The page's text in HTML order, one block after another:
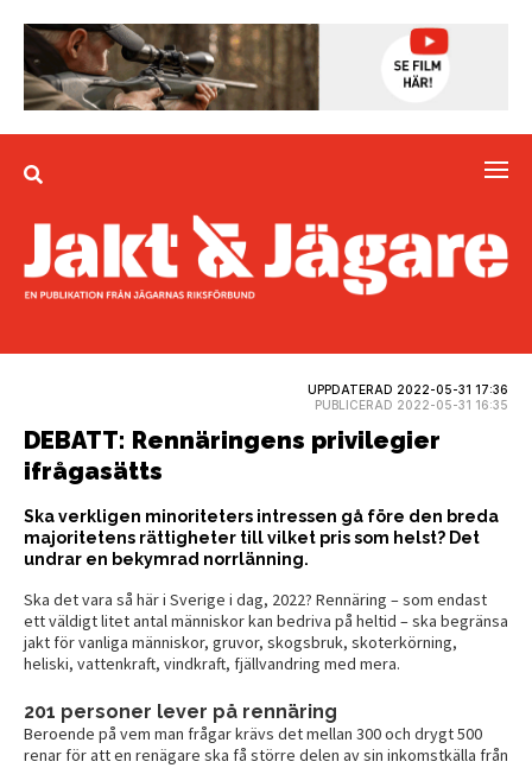
UPPDATERAD 2022-05-31 17:36
PUBLICERAD 2022-05-31 16:35
DEBATT: Rennäringens privilegier
ifrågasätts
Ska verkligen minoriteters intressen gå före den breda
majoritetens rättigheter till vilket pris som helst? Det
undrar en bekymrad norrlänning.
Ska det vara så här i Sverige i dag, 2022? Rennäring – som endast
ett väldigt litet antal människor kan bedriva på heltid – ska begränsa
jakt för vanliga människor, gruvor, skogsbruk, skoterkörning,
heliski, vattenkraft, vindkraft, fjällvandring med mera.
201 personer lever på rennäring
Beroende på vem man frågar krävs det mellan 300 och drygt 500
renar för att en renägare ska få större delen av sin inkomstkälla från